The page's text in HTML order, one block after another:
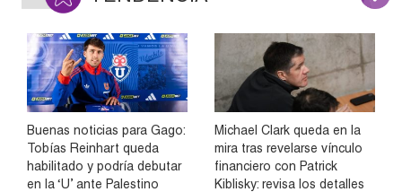
Buenas noticias para Gago:
Tobías Reinhart queda
habilitado y podría debutar
en la ‘U’ ante Palestino
Michael Clark queda en la
mira tras revelarse vínculo
financiero con Patrick
Kiblisky: revisa los detalles